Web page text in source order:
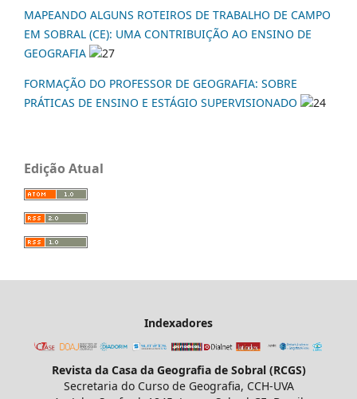
MAPEANDO ALGUNS ROTEIROS DE TRABALHO DE CAMPO
EM SOBRAL (CE): UMA CONTRIBUIÇÃO AO ENSINO DE
GEOGRAFIA
27
FORMAÇÃO DO PROFESSOR DE GEOGRAFIA: SOBRE
PRÁTICAS DE ENSINO E ESTÁGIO SUPERVISIONADO
24
Edição Atual
Indexadores
Revista da Casa da Geografia de Sobral (RCGS)
Secretaria do Curso de Geografia, CCH-UVA